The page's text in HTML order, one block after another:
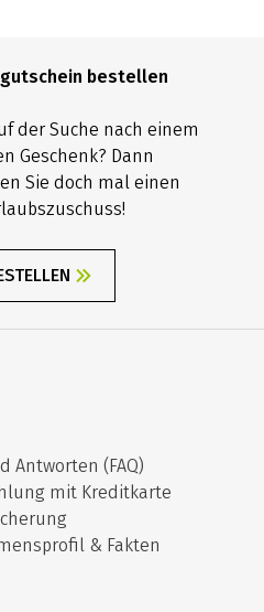
bestellen
der Suche nach einem
Geschenk? Dann
Sie doch mal einen
Antworten (FAQ)
mit Kreditkarte
& Fakten